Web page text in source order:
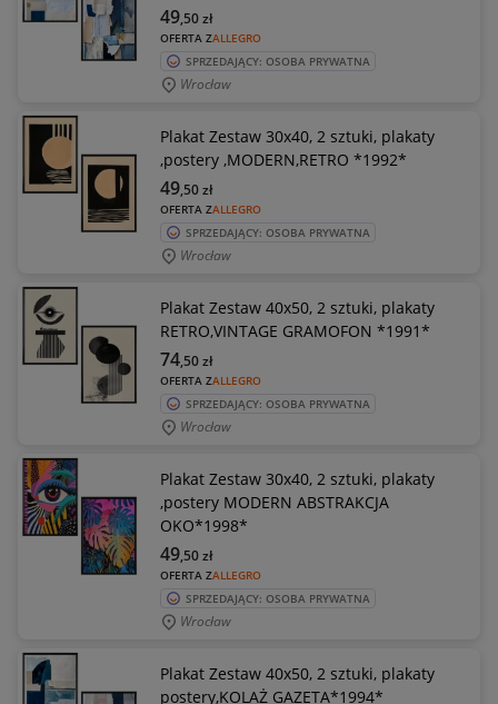
OFERTA ZALLEGRO
49,50zł
SPRZEDAJĄCY: OSOBA PRYWATNA
Wrocław
Plakat Zestaw 30x40, 2 sztuki, plakaty
,postery ,MODERN,RETRO *1992*
OFERTA ZALLEGRO
49,50zł
SPRZEDAJĄCY: OSOBA PRYWATNA
Wrocław
Plakat Zestaw 40x50, 2 sztuki, plakaty
RETRO,VINTAGE GRAMOFON *1991*
OFERTA ZALLEGRO
74,50zł
SPRZEDAJĄCY: OSOBA PRYWATNA
Wrocław
Plakat Zestaw 30x40, 2 sztuki, plakaty
,postery MODERN ABSTRAKCJA
OKO*1998*
OFERTA ZALLEGRO
49,50zł
SPRZEDAJĄCY: OSOBA PRYWATNA
Wrocław
Plakat Zestaw 40x50, 2 sztuki, plakaty
postery,KOLAŻ GAZETA*1994*